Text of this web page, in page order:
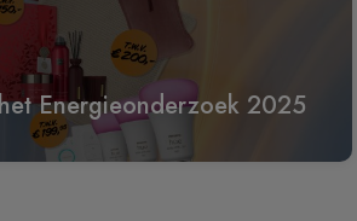
Energieonderzoek 2025